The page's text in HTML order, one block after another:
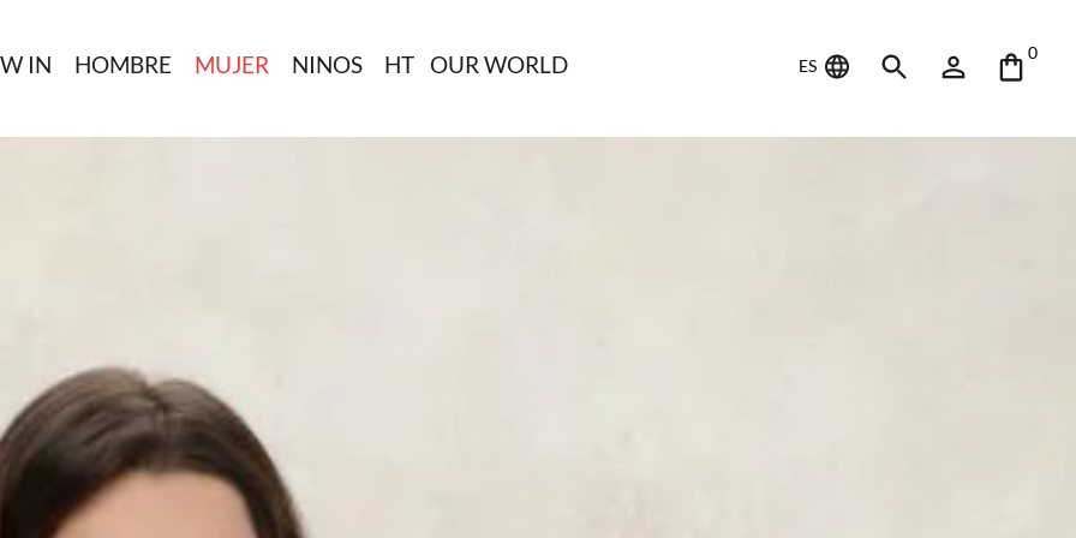
IN HOMBRE MUJER NINOS HT OUR WORLD ES
0